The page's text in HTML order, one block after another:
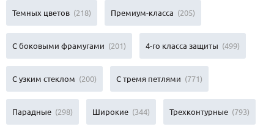
Темных цветов (218) Премиум-класса (205)
С боковыми фрамугами (201) 4-го класса защиты (499)
С узким стеклом (200) С тремя петлями (771)
Парадные (298) Широкие (344) Трехконтурные (793)